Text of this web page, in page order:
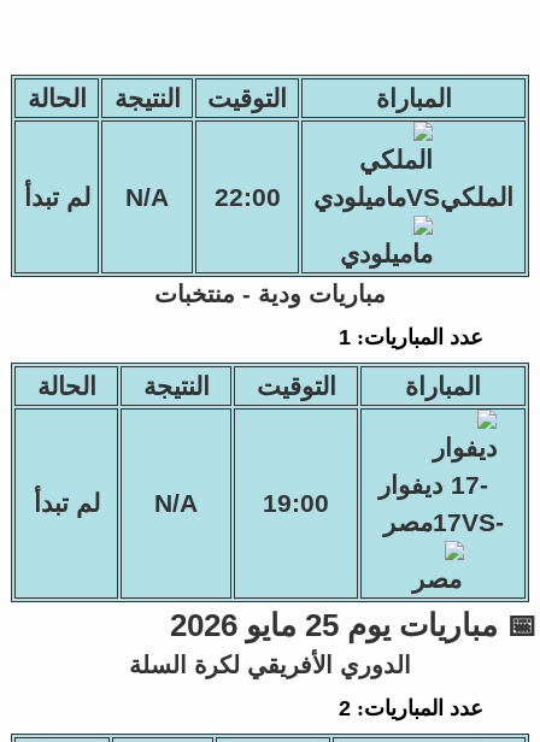
المباراة التوقيت النتيجة الحالة
الملكيVSماميلودي 22:00
N/A لم تبدأ
مباريات ودية - منتخبات
عدد المباريات:1
المباراة التوقيت النتيجة الحالة
ديفوار
-17VSمصر
19:00
N/A لم تبدأ
📅 مباريات يوم 25 مايو 2026
الدوري الأفريقي لكرة السلة
عدد المباريات:2